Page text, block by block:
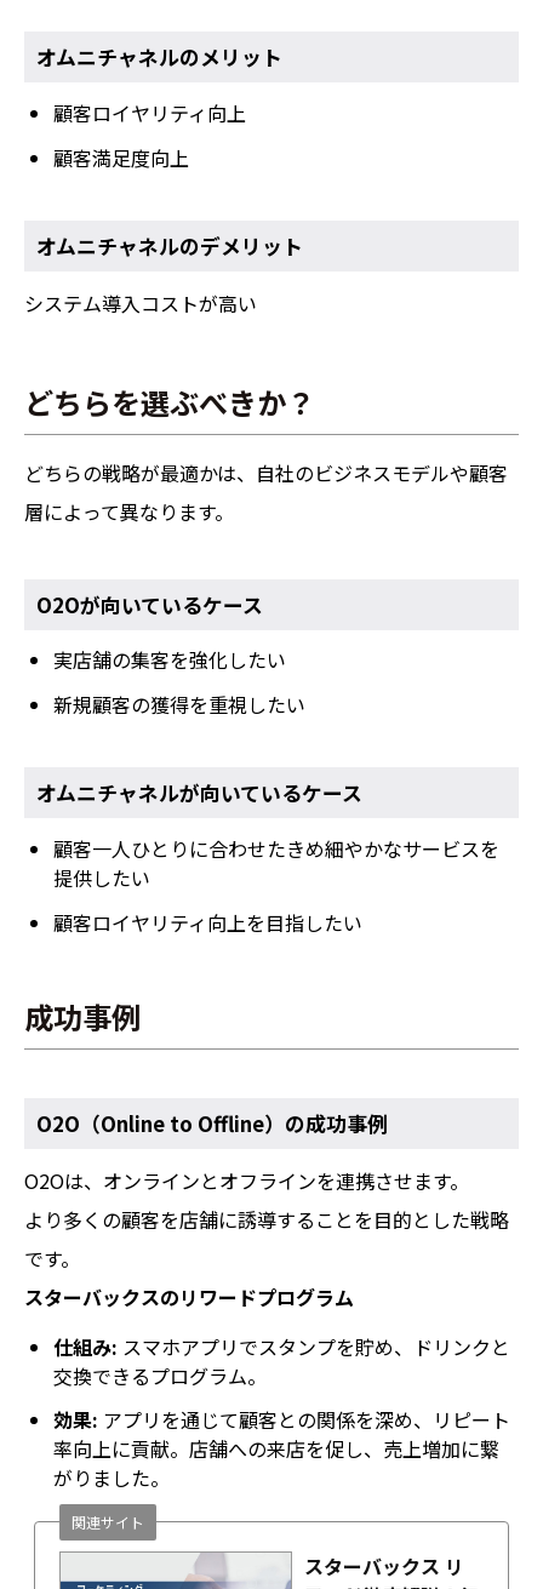
オムニチャネルのメリット
顧客ロイヤリティ向上
顧客満足度向上
オムニチャネルのデメリット
システム導入コストが高い
どちらを選ぶべきか？
どちらの戦略が最適かは、自社のビジネスモデルや顧客
層によって異なります。
O2Oが向いているケース
実店舗の集客を強化したい
新規顧客の獲得を重視したい
オムニチャネルが向いているケース
顧客一人ひとりに合わせたきめ細やかなサービスを
提供したい
顧客ロイヤリティ向上を目指したい
成功事例
O2O（Online to Offline）の成功事例
O2Oは、オンラインとオフラインを連携させます。
より多くの顧客を店舗に誘導することを目的とした戦略
です。
スターバックスのリワードプログラム
仕組み: スマホアプリでスタンプを貯め、ドリンクと
交換できるプログラム。
効果: アプリを通じて顧客との関係を深め、リピート
率向上に貢献。店舗への来店を促し、売上増加に繋
がりました。
スターバックス リ
関連サイト